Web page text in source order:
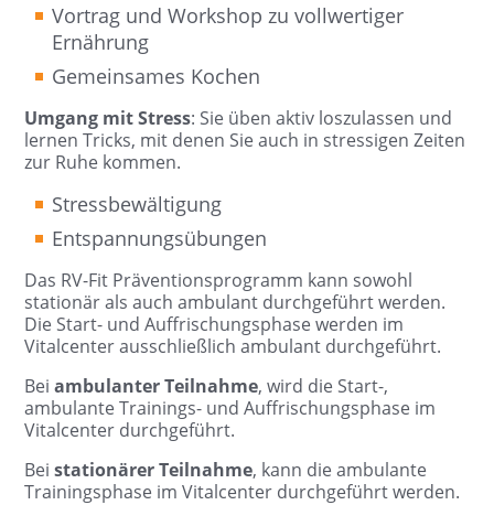
Vortrag und Workshop zu vollwertiger
Ernährung
Gemeinsames Kochen
Umgang mit Stress: Sie üben aktiv loszulassen und
lernen Tricks, mit denen Sie auch in stressigen Zeiten
zur Ruhe kommen.
Stressbewältigung
Entspannungsübungen
Das RV-Fit Präventionsprogramm kann sowohl
stationär als auch ambulant durchgeführt werden.
Die Start- und Auffrischungsphase werden im
Vitalcenter ausschließlich ambulant durchgeführt.
Beiambulanter Teilnahme, wird die Start-,
ambulante Trainings- und Auffrischungsphase im
Vitalcenter durchgeführt.
Beistationärer Teilnahme, kann die ambulante
Trainingsphase im Vitalcenter durchgeführt werden.